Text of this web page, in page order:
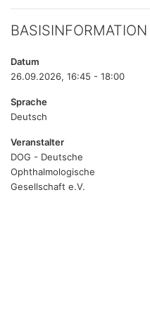
BASISINFORMATION
Datum
26.09.2026, 16:45 - 18:00
Sprache
Deutsch
Veranstalter
DOG - Deutsche
Ophthalmologische
Gesellschaft e.V.